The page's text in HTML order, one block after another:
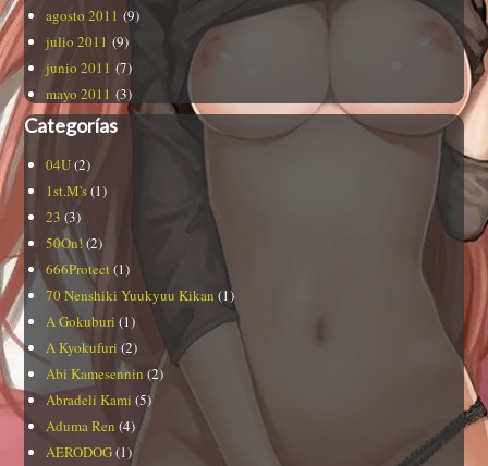
agosto 2011 (9)
julio 2011 (9)
junio 2011 (7)
mayo 2011 (3)
Categorías
04U(2)
1st.M's(1)
23 (3)
50On! (2)
666Protect (1)
70 Nenshiki Yuukyuu Kikan (1)
A Gokuburi (1)
A Kyokufuri (2)
Abi Kamesennin (2)
Abradeli Kami (5)
Aduma Ren (4)
AERODOG(1)